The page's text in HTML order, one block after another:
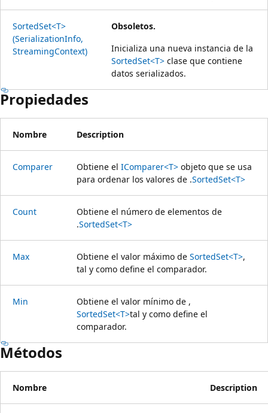
SortedSet<T>
(SerializationInfo,
StreamingContext)
Obsoletos.
Inicializa una nueva instancia de la
SortedSet<T> clase que contiene
datos serializados.
Propiedades
Nombre Description
Comparer Obtiene el IComparer<T> objeto que se usa
para ordenar los valores de .SortedSet<T>
Count
Obtiene el número de elementos de
.SortedSet<T>
Max Obtiene el valor máximo de SortedSet<T>,
tal y como define el comparador.
Min
Obtiene el valor mínimo de ,
SortedSet<T>tal y como define el
comparador.
Métodos
Nombre Description